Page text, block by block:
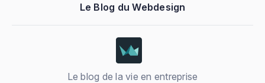
Le Blog du Webdesign
Le blog de la vie en entreprise